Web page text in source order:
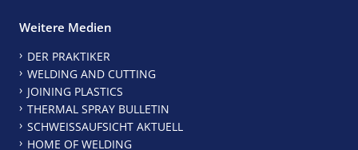
Weitere Medien
DER PRAKTIKER
WELDING AND CUTTING
JOINING PLASTICS
THERMAL SPRAY BULLETIN
SCHWEISSAUFSICHT AKTUELL
HOME OF WELDING